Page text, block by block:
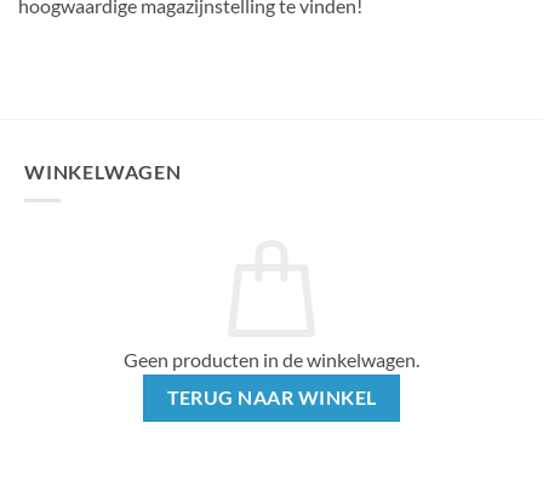
hoogwaardige magazijnstelling te vinden!
WINKELWAGEN
Geen producten in de winkelwagen.
TERUG NAAR WINKEL